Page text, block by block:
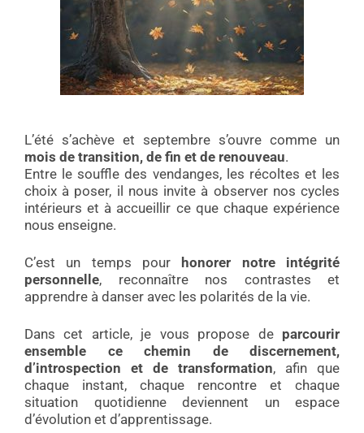
L’été s’achève et septembre s’ouvre comme un
mois de transition, de fin et de renouveau.
Entre le souffle des vendanges, les récoltes et les
choix à poser, il nous invite à observer nos cycles
intérieurs et à accueillir ce que chaque expérience
nous enseigne.
C’est un temps pour honorer notre intégrité
personnelle, reconnaître nos contrastes et
apprendre à danser avec les polarités de la vie.
Dans cet article, je vous propose de parcourir
ensemble ce chemin de discernement,
d’introspection et de transformation, afin que
chaque instant, chaque rencontre et chaque
situation quotidienne deviennent un espace
d’évolution et d’apprentissage.